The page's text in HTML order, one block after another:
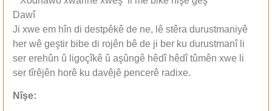
Dawî
Ji xwe em hîn di destpêkê de ne, lê stêra durustmaniyê
her wê geştir bibe di rojên bê de ji ber ku durustmanî li
ser erehûn û ligoçîkê û aşûngê hêdî hêdî tûmên xwe li
ser tîrêjên horê ku davêjê pencerê radixe.
Nîşe: